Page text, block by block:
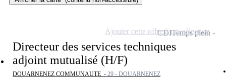
Directeur des services techniques
adjoint mutualisé (H/F)
DOUARNENEZ COMMUNAUTE - 29 - DOUARNENEZ
CDITemps plein
Ajouter cette offre à ma sélection